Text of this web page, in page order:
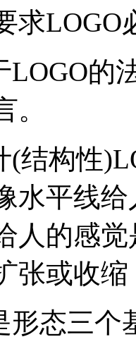
求
LOGO的
(结构性
水平线
人的感
张或收
形态三